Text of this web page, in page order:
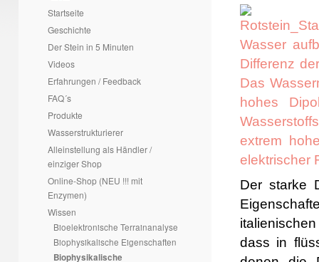
Startseite
Geschichte
Der Stein in 5 Minuten
Videos
Erfahrungen / Feedback
FAQ´s
Produkte
Wasserstrukturierer
Alleinstellung als Händler /
einziger Shop
Online-Shop (NEU !!! mit
Enzymen)
Wissen
Bioelektronische Terrainanalyse
Biophysikalische Eigenschaften
Biophysikalische
Wasser
Differenz
Das
hohes
extrem
elektrischer
Der starke
dass in